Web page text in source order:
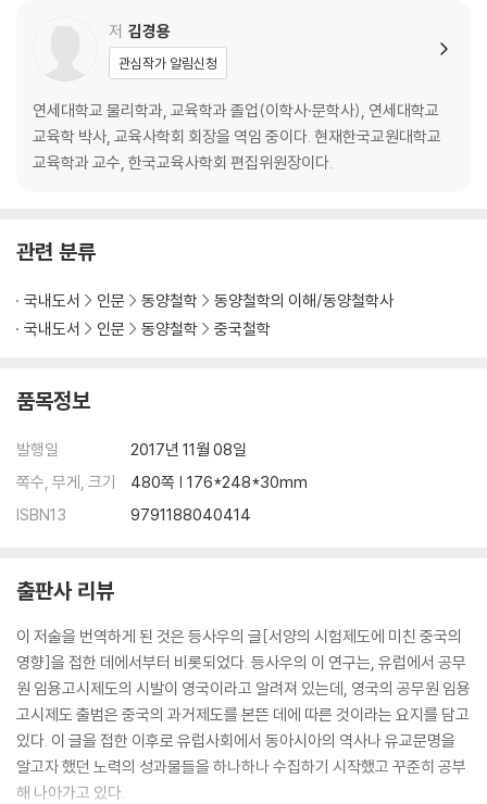
저 김경용
관심작가 알림신청
연세대학교 물리학과, 교육학과 졸업(이학사·문학사), 연세대학교
교육학 박사, 교육사학회 회장을 역임 중이다. 현재한국교원대학교
교육학과 교수, 한국교육사학회 편집위원장이다.
관련 분류
국내도서 인문 동양철학
동양철학의 이해/동양철학사
국내도서
인문 동양철학 중국철학
품목정보
발행일
2017년 11월 08일
쪽수, 무게, 크기
480쪽 | 176*248*30mm
ISBN13
9791188040414
출판사 리뷰
이 저술을 번역하게 된 것은 등사우의 글[서양의 시험제도에 미친 중국의
영향]을 접한 데에서부터 비롯되었다. 등사우의 이 연구는, 유럽에서 공무
원 임용고시제도의 시발이 영국이라고 알려져 있는데, 영국의 공무원 임용
고시제도 출범은 중국의 과거제도를 본뜬 데에 따른 것이라는 요지를 담고
있다. 이 글을 접한 이후로 유럽사회에서 동아시아의 역사나 유교문명을
알고자 했던 노력의 성과물들을 하나하나 수집하기 시작했고 꾸준히 공부
해 나아가고 있다.